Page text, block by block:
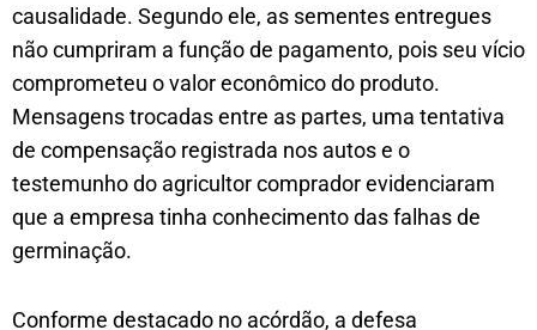
causalidade. Segundo ele, as sementes entregues
não cumpriram a função de pagamento, pois seu vício
comprometeu o valor econômico do produto.
Mensagens trocadas entre as partes, uma tentativa
de compensação registrada nos autos e o
testemunho do agricultor comprador evidenciaram
que a empresa tinha conhecimento das falhas de
germinação.
Conforme destacado no acórdão, a defesa